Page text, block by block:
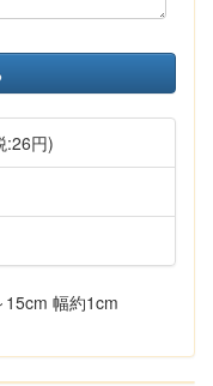
:26円)
幅約1cm